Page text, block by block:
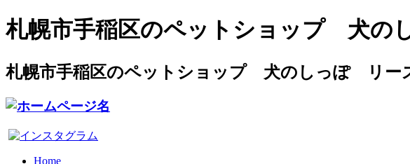
札幌市手稲区のペットショップ 犬の
札幌市手稲区のペットショップ 犬のしっぽ リー
Home